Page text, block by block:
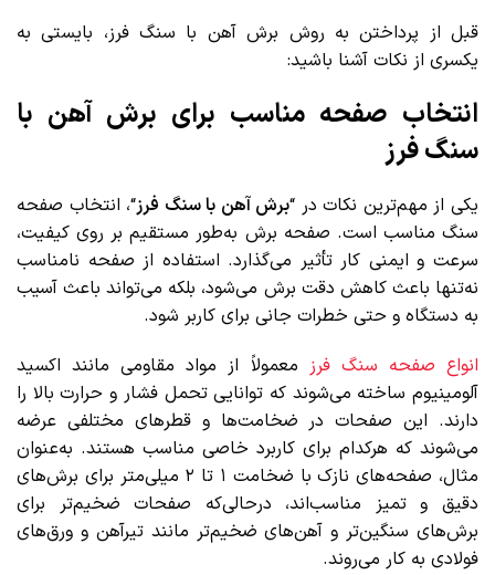
قبل از پرداختن به روش برش آهن با سنگ فرز، بایستی به
یکسری از نکات آشنا باشید:
انتخاب صفحه مناسب برای برش آهن با
سنگ فرز
یکی از مهم‌ترین نکات در “برش آهن با سنگ فرز“، انتخاب صفحه
سنگ مناسب است. صفحه برش به‌طور مستقیم بر روی کیفیت،
سرعت و ایمنی کار تأثیر می‌گذارد. استفاده از صفحه نامناسب
نه‌تنها باعث کاهش دقت برش می‌شود، بلکه می‌تواند باعث آسیب
به دستگاه و حتی خطرات جانی برای کاربر شود.
انواع صفحه سنگ فرز معمولاً از مواد مقاومی مانند اکسید
آلومینیوم ساخته می‌شوند که توانایی تحمل فشار و حرارت بالا را
دارند. این صفحات در ضخامت‌ها و قطرهای مختلفی عرضه
می‌شوند که هرکدام برای کاربرد خاصی مناسب هستند. به‌عنوان
مثال، صفحه‌های نازک با ضخامت ۱ تا ۲ میلی‌متر برای برش‌های
دقیق و تمیز مناسب‌اند، درحالی‌که صفحات ضخیم‌تر برای
برش‌های سنگین‌تر و آهن‌های ضخیم‌تر مانند تیرآهن و ورق‌های
فولادی به کار می‌روند.